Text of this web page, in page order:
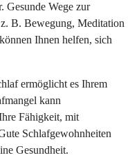
Gesunde Wege zur
B. Bewegung, Meditation
Ihnen helfen, sich
ermöglicht es Ihrem
kann
Fähigkeit, mit
Schlafgewohnheiten
Gesundheit.